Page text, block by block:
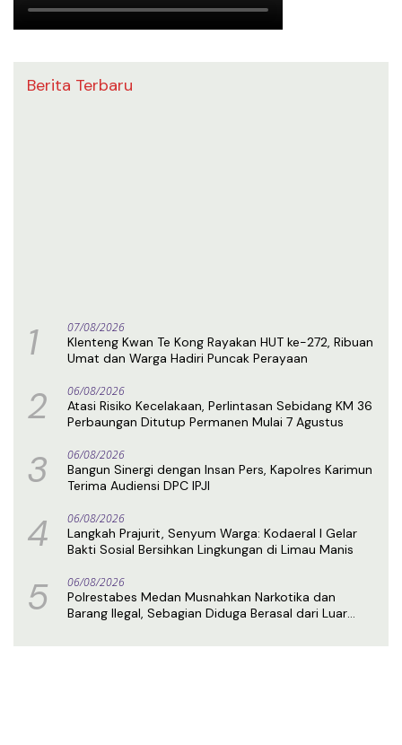
Berita Terbaru
1 07/08/2026
Klenteng Kwan Te Kong Rayakan HUT ke-272, Ribuan
Umat dan Warga Hadiri Puncak Perayaan
2 06/08/2026
Atasi Risiko Kecelakaan, Perlintasan Sebidang KM 36
Perbaungan Ditutup Permanen Mulai 7 Agustus
3 06/08/2026
Bangun Sinergi dengan Insan Pers, Kapolres Karimun
Terima Audiensi DPC IPJI
4 06/08/2026
Langkah Prajurit, Senyum Warga: Kodaeral I Gelar
Bakti Sosial Bersihkan Lingkungan di Limau Manis
5 06/08/2026
Polrestabes Medan Musnahkan Narkotika dan
Barang Ilegal, Sebagian Diduga Berasal dari Luar